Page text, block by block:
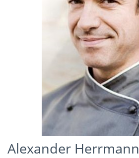
Alexander Herrmann